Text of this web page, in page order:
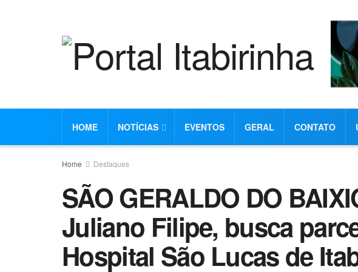
HOME NOTÍCIAS EVENTOS GERAL CONTATO
Home Destaques
SÃO GERALDO DO
Juliano Filipe, busca
Hospital São Lucas de